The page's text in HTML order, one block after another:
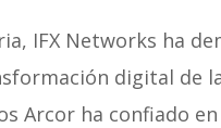
IFX Networks ha
digital de
Arcor ha confiado